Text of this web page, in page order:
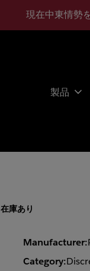
現在中東情勢
製品
在庫あり
Manufacturer:
Category: